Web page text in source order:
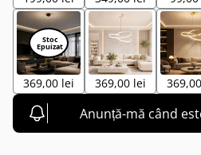
369,00 lei 369,00 lei
Anunță-mă când